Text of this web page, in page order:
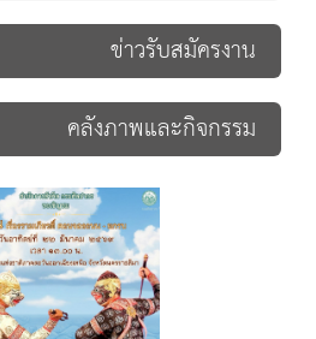
ข่าวรับสมัครงาน
คลังภาพและกิจกรรม